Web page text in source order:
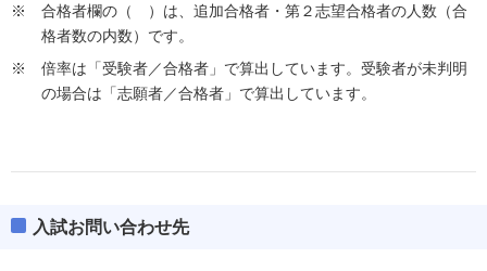
合格者欄の（ ）は、追加合格者・第２志望合格者の人数（合
格者数の内数）です。
倍率は「受験者／合格者」で算出しています。受験者が未判明
の場合は「志願者／合格者」で算出しています。
入試お問い合わせ先